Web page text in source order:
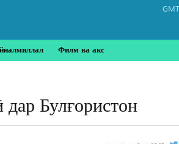
Филм ва акс
Булғористон